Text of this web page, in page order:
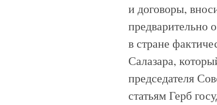
и договоры,
предварительно
в стране
Салазара,
председателя
статьям Герб